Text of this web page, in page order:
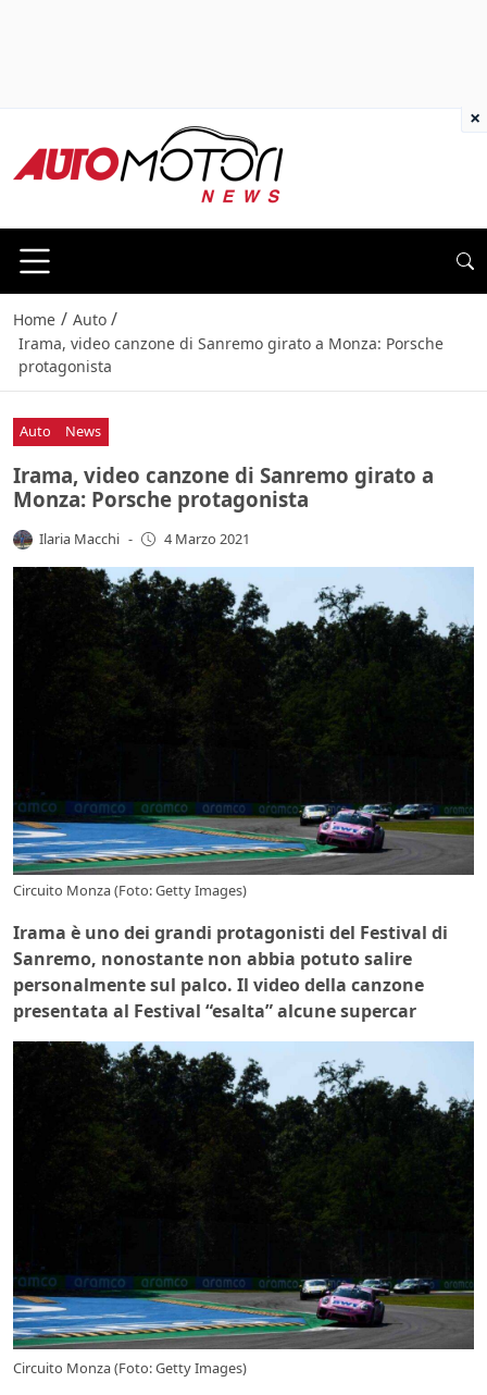
Home / Auto /
Irama, video canzone di Sanremo girato a Monza: Porsche
protagonista
Auto News
Irama, video canzone di Sanremo girato a
Monza: Porsche protagonista
Ilaria Macchi - 4 Marzo 2021
Circuito Monza (Foto: Getty Images)
Irama è uno dei grandi protagonisti del Festival di
Sanremo, nonostante non abbia potuto salire
personalmente sul palco. Il video della canzone
presentata al Festival “esalta” alcune supercar
Circuito Monza (Foto: Getty Images)
×